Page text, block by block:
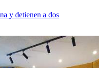
y detienen a dos